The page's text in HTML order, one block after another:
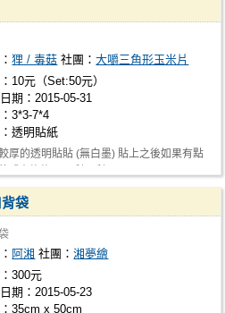
狸 / 毒菇 社團：大嚼三角形玉米片
10元（Set:50元）
期：2015-05-31
3*3-7*4
透明貼紙
厚的透明貼貼 (無白墨) 貼上之後如果有點
袋
阿湘 社團：湘夢繪
300元
期：2015-05-23
35cm x 50cm